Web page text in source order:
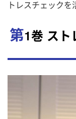
トレスチェック
第1巻 スト